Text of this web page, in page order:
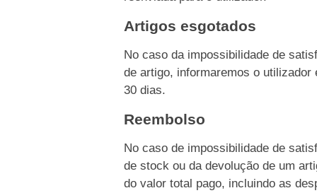
Artigos esgotados
No caso da impossibilidade de
de artigo, informaremos o
30 dias.
Reembolso
No caso de impossibilidade de
de stock ou da devolução de um
do valor total pago, incluindo as